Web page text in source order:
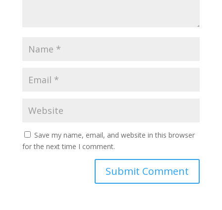
Save my name, email, and website in this browser
for the next time I comment.